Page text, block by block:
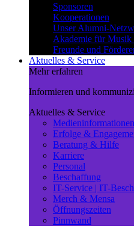
Sponsoren
Kooperationen
Unser Alumni-
Akademie für
Freunde und
Aktuelles & Service
Mehr erfahren
Informieren und
Aktuelles & Service
Medieninformationen
Erfolge &
Beratung & Hilfe
Karriere
Personal
Beschaffung
IT-Service | IT-
Merch & Mensa
Öffnungszeiten
Pinnwand